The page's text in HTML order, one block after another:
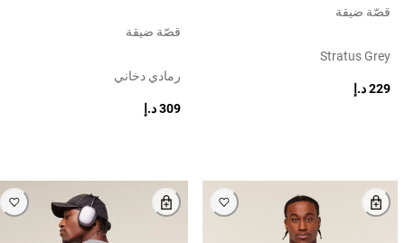
قصّة ضيقة
Stratus Grey
229 د.إ
قصّة ضيقة
رمادي دخاني
309 د.إ